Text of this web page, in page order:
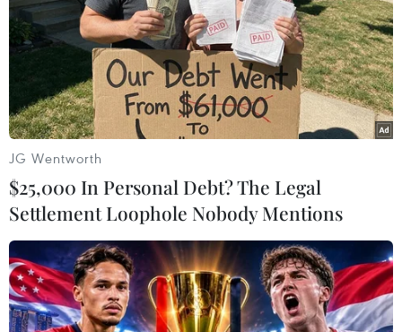
#Hội nghị thượng đỉnh G20 #COVID-19
#Vắcxin
#Kinh tế thế giới
#Họp trực tuyến
Theo dõi VietnamPlus
TIN LIÊN QUAN
JG Wentworth
$25,000 In Personal Debt? The Legal
Settlement Loophole Nobody Mentions